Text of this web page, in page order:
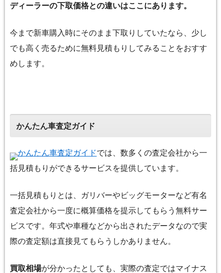
ディーラーの下取価格との違いはここにあります。
今まで新車購入時にそのまま下取りしていたなら、少し
でも高く売るために無料見積もりしてみることをおすす
めします。
かんたん車査定ガイド
かんたん車査定ガイドでは、数多くの査定会社から一
括見積もりができるサービスを提供しています。
一括見積もりとは、ガリバーやビッグモーターなど有名
査定会社から一度に概算価格を提示してもらう無料サー
ビスです。年式や車種などから出されたデータなので実
際の査定額は直接見てもらうしかありません。
買取相場が分かったとしても、実際の査定ではマイナス